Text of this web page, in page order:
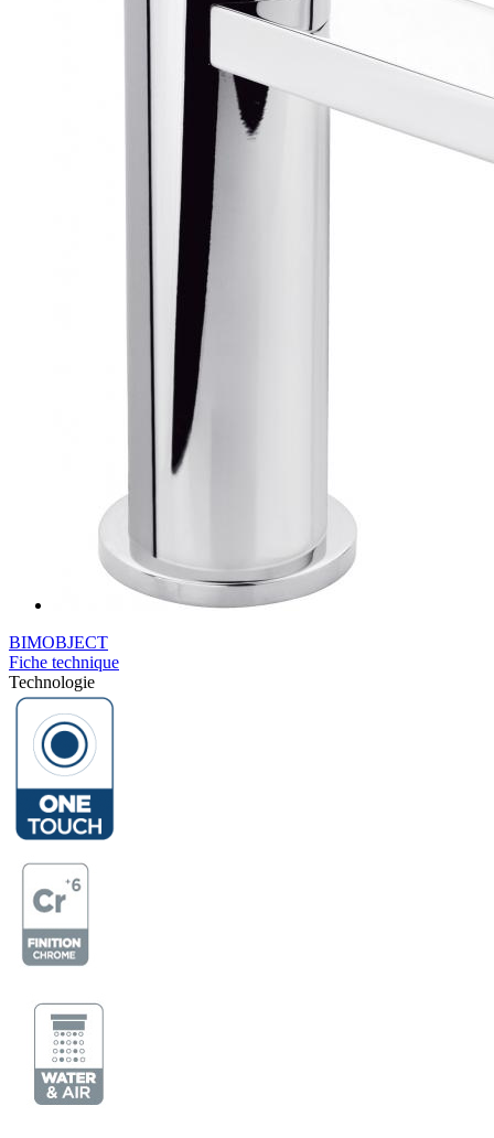
BIMOBJECT
Fiche technique
Technologie